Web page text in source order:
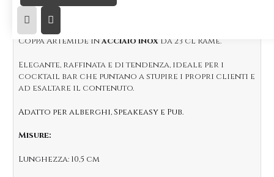
Coppa Artemide in acciaio inoxda 23 cl Rame.
Elegante, raffinata e di tendenza, ideale per i
cocktail bar che puntano a stupire i propri clienti e
ad esaltare il contenuto.
Adatto per alberghi, Speakeasy e Pub.
Misure:
Lunghezza: 10,5 cm